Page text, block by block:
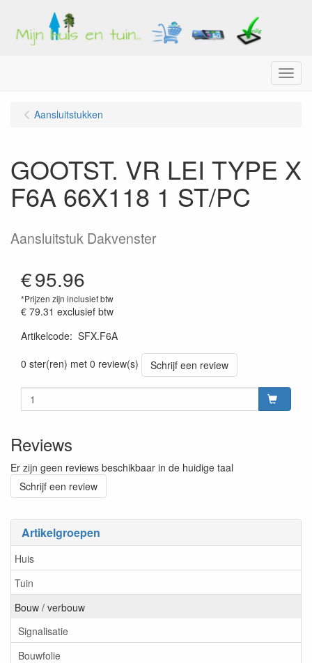
Menu
Artikelgroepen
Huis
Tuin
Bouw / verbouw
Signalisatie
Bouwfolie
Aansluitstukken
GOOTST. VR LEI TYPE X
F6A 66X118 1 ST/PC
Aansluitstuk Dakvenster
€95.96
*Prijzen zijn inclusief btw
€ 79.31 exclusief btw
Artikelcode: SFX.F6A
0 ster(ren) met 0 review(s)
Schrijf een review
Reviews
Er zijn geen reviews beschikbaar in de huidige taal
Schrijf een review